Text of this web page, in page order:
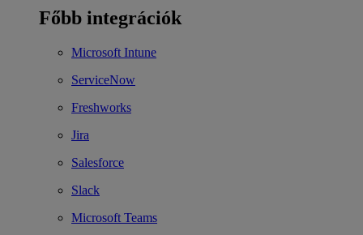
Főbb integrációk
Microsoft Intune
ServiceNow
Freshworks
Jira
Salesforce
Slack
Microsoft Teams